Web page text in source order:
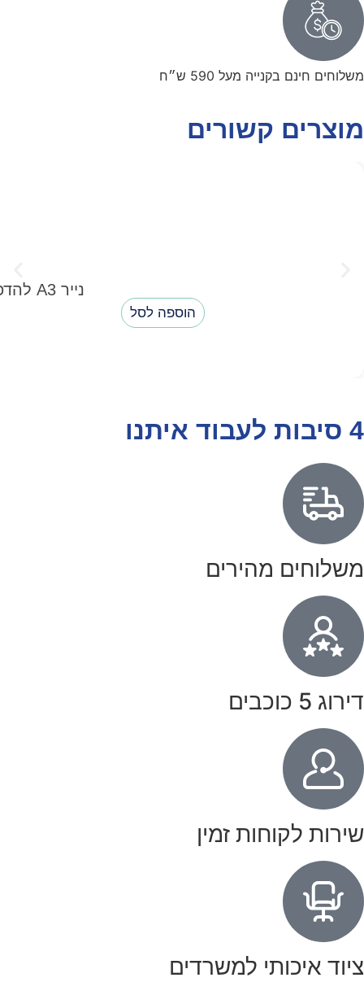
משלוחים חינם בקנייה מעל 590 ש״ח
מוצרים קשורים
נייר A3 להדפסה / צילום 80 גרם (500 דף)
הוספה לסל
4 סיבות לעבוד איתנו
משלוחים מהירים
דירוג 5 כוכבים
שירות לקוחות זמין
ציוד איכותי למשרדים